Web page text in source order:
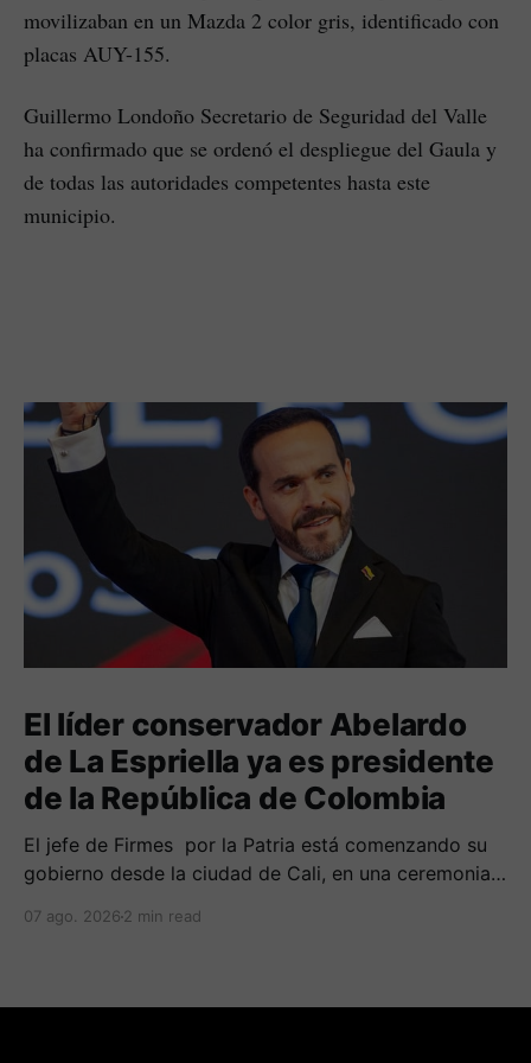
movilizaban en un Mazda 2 color gris, identificado con
placas AUY-155.
Guillermo Londoño Secretario de Seguridad del Valle
ha confirmado que se ordenó el despliegue del Gaula y
de todas las autoridades competentes hasta este
municipio.
El líder conservador Abelardo
de La Espriella ya es presidente
de la República de Colombia
El jefe de Firmes por la Patria está comenzando su
gobierno desde la ciudad de Cali, en una ceremonia
gobiernos conservadores.
07 ago. 2026 2 min read